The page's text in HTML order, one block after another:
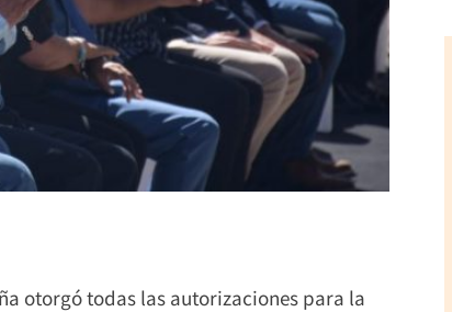
otorgó todas las autorizaciones para la